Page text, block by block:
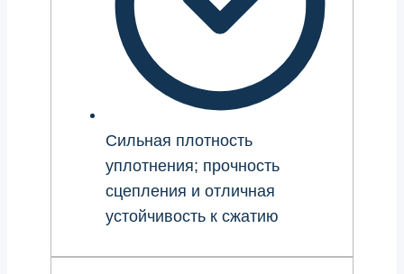
Сильная плотность
уплотнения; прочность
сцепления и отличная
устойчивость к сжатию